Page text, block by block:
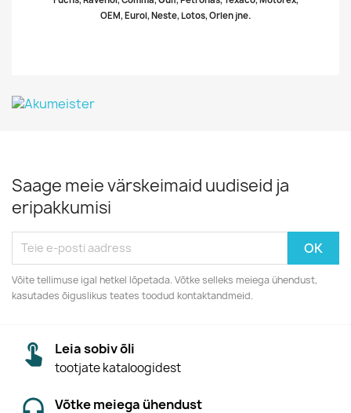
OEM, Eurol, Neste, Lotos, Orlen jne.
Saage meie värskeimaid uudiseid ja
eripakkumisi
Võite tellimuse igal hetkel lõpetada. Võtke selleks meiega ühendust,
kasutades õiguslikus teates toodud kontaktandmeid.
Leia sobiv õli
tootjate kataloogidest
Võtke meiega ühendust